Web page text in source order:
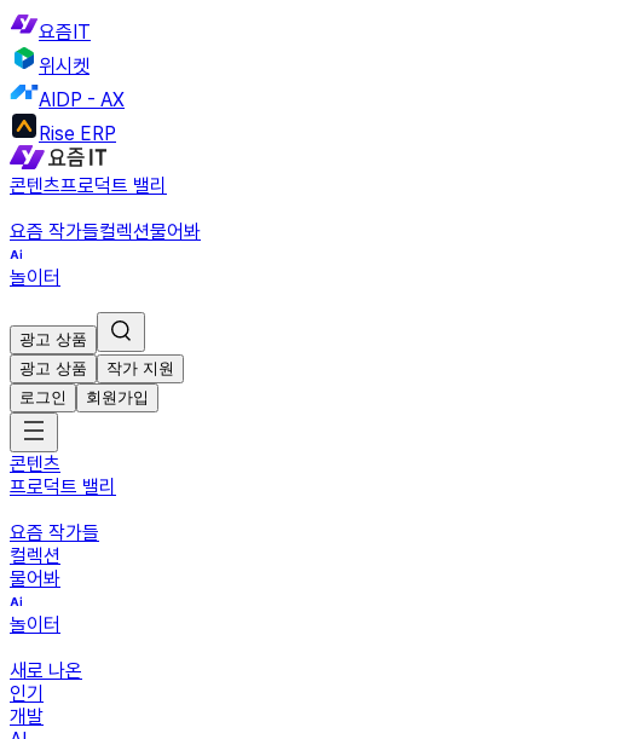
요즘IT
위시켓
AIDP - AX
Rise ERP
콘텐츠프로덕트 밸리
요즘 작가들컬렉션물어봐
놀이터
광고 상품
광고 상품
작가 지원
로그인
회원가입
콘텐츠
프로덕트 밸리
요즘 작가들
컬렉션
물어봐
놀이터
새로 나온
인기
개발